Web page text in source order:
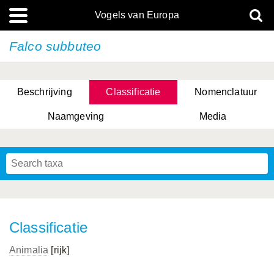
Vogels van Europa
Falco subbuteo
Beschrijving Classificatie Nomenclatuur
Naamgeving Media
Classificatie
Animalia [rijk]